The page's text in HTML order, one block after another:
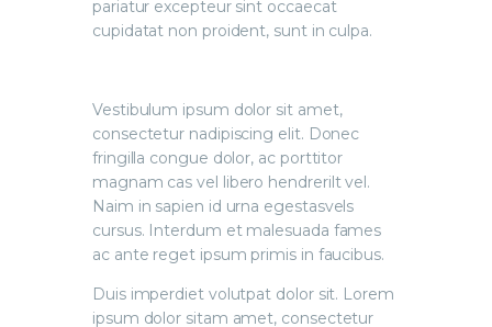
pariatur excepteur sint occaecat
cupidatat non proident, sunt in culpa.
Vestibulum ipsum dolor sit amet,
consectetur nadipiscing elit. Donec
fringilla congue dolor, ac porttitor
magnam cas vel libero hendrerilt vel.
Naim in sapien id urna egestasvels
cursus. Interdum et malesuada fames
ac ante reget ipsum primis in faucibus.
Duis imperdiet volutpat dolor sit. Lorem
ipsum dolor sitam amet, consectetur